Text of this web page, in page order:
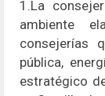
1.La
ambiente
consejerías
pública,
estratégico